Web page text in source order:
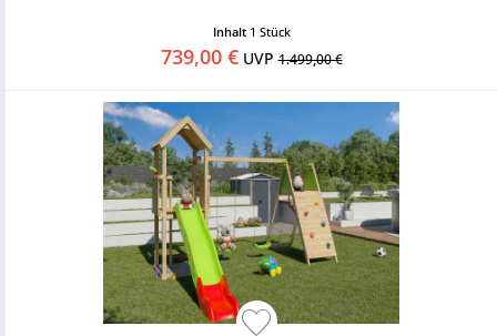
Inhalt 1 Stück
739,00 €UVP1.499,00 €